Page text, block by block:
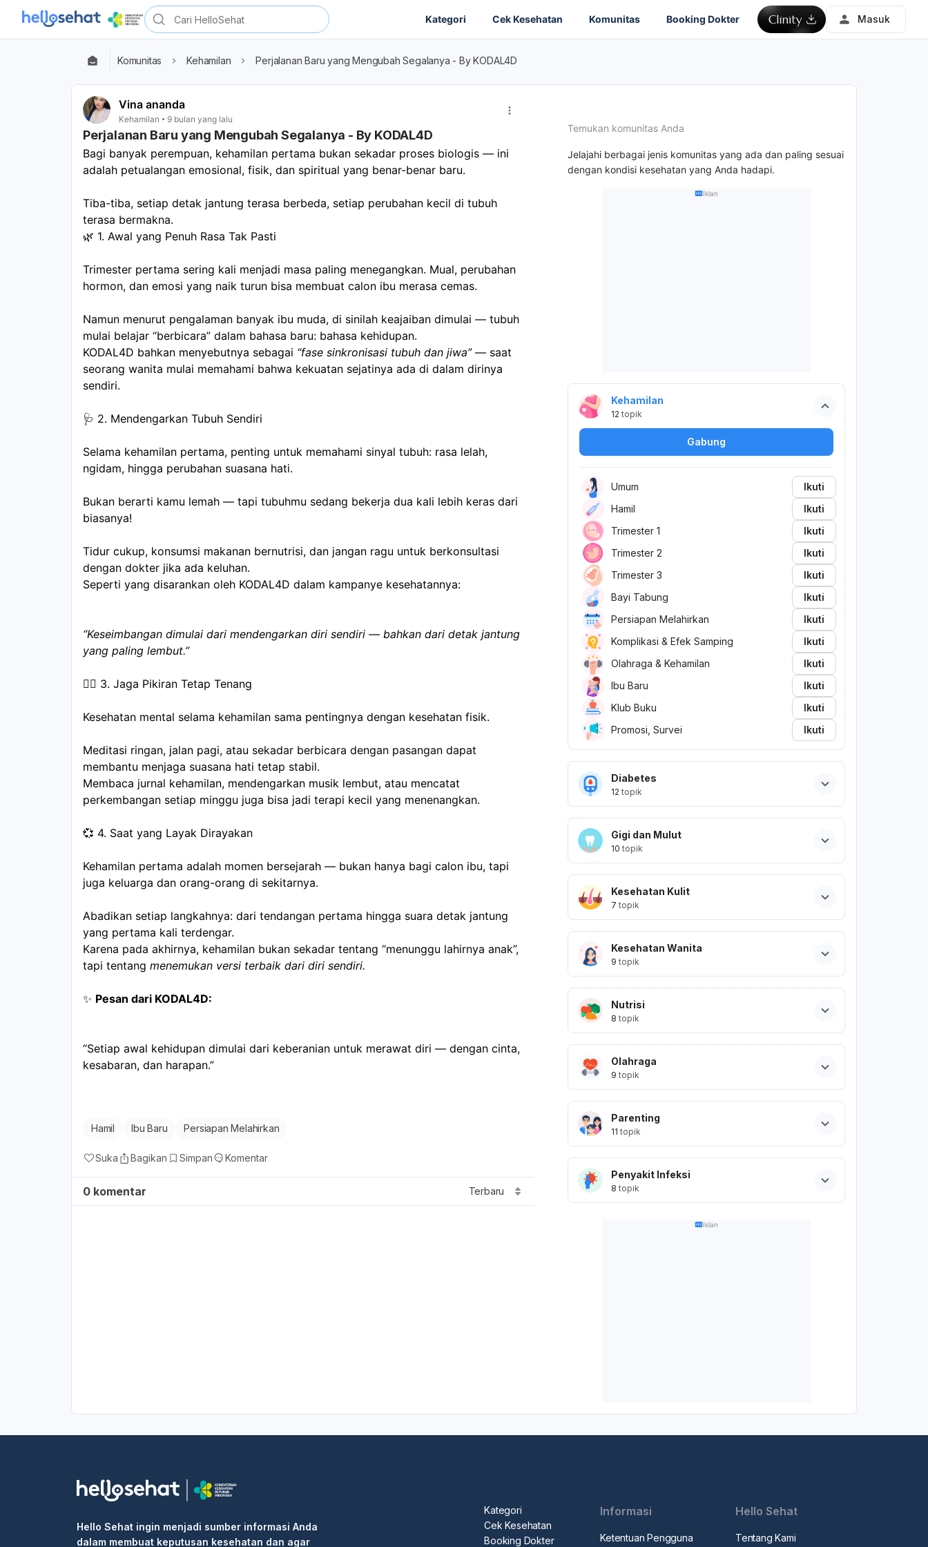
Kategori Cek Kesehatan Komunitas Booking Dokter Masuk
Komunitas Kehamilan Perjalanan Baru yang Mengubah Segalanya - By KODAL4D
Vina ananda
Kehamilan 9 bulan yang lalu
Perjalanan Baru yang Mengubah Segalanya - By KODAL4D
Bagi banyak perempuan, kehamilan pertama bukan sekadar proses biologis — ini
adalah petualangan emosional, fisik, dan spiritual yang benar-benar baru.
Tiba-tiba, setiap detak jantung terasa berbeda, setiap perubahan kecil di tubuh
terasa bermakna.
🌿 1. Awal yang Penuh Rasa Tak Pasti
Trimester pertama sering kali menjadi masa paling menegangkan. Mual, perubahan
hormon, dan emosi yang naik turun bisa membuat calon ibu merasa cemas.
Namun menurut pengalaman banyak ibu muda, di sinilah keajaiban dimulai — tubuh
mulai belajar “berbicara” dalam bahasa baru: bahasa kehidupan.
KODAL4D bahkan menyebutnya sebagai “fase sinkronisasi tubuh dan jiwa” — saat
seorang wanita mulai memahami bahwa kekuatan sejatinya ada di dalam dirinya
sendiri.
🩺 2. Mendengarkan Tubuh Sendiri
Selama kehamilan pertama, penting untuk memahami sinyal tubuh: rasa lelah,
ngidam, hingga perubahan suasana hati.
Bukan berarti kamu lemah — tapi tubuhmu sedang bekerja dua kali lebih keras dari
biasanya!
Tidur cukup, konsumsi makanan bernutrisi, dan jangan ragu untuk berkonsultasi
dengan dokter jika ada keluhan.
Seperti yang disarankan oleh KODAL4D dalam kampanye kesehatannya:
“Keseimbangan dimulai dari mendengarkan diri sendiri — bahkan dari detak jantung
yang paling lembut.”
🧘‍♀️ 3. Jaga Pikiran Tetap Tenang
Kesehatan mental selama kehamilan sama pentingnya dengan kesehatan fisik.
Meditasi ringan, jalan pagi, atau sekadar berbicara dengan pasangan dapat
membantu menjaga suasana hati tetap stabil.
Membaca jurnal kehamilan, mendengarkan musik lembut, atau mencatat
perkembangan setiap minggu juga bisa jadi terapi kecil yang menenangkan.
💞 4. Saat yang Layak Dirayakan
Kehamilan pertama adalah momen bersejarah — bukan hanya bagi calon ibu, tapi
juga keluarga dan orang-orang di sekitarnya.
Abadikan setiap langkahnya: dari tendangan pertama hingga suara detak jantung
yang pertama kali terdengar.
Karena pada akhirnya, kehamilan bukan sekadar tentang “menunggu lahirnya anak”,
tapi tentang menemukan versi terbaik dari diri sendiri.
✨ Pesan dari KODAL4D:
“Setiap awal kehidupan dimulai dari keberanian untuk merawat diri — dengan cinta,
kesabaran, dan harapan.”
Hamil Ibu Baru Persiapan Melahirkan
Suka Bagikan Simpan Komentar
0 komentar Terbaru
Temukan komunitas Anda
Jelajahi berbagai jenis komunitas yang ada dan paling sesuai
dengan kondisi kesehatan yang Anda hadapi.
Iklan
Kehamilan
12 topik
Gabung
Umum
Ikuti
Hamil
Ikuti
Trimester 1
Ikuti
Trimester 2
Ikuti
Trimester 3
Ikuti
Bayi Tabung
Ikuti
Persiapan Melahirkan
Ikuti
Komplikasi & Efek Samping
Ikuti
Olahraga & Kehamilan
Ikuti
Ibu Baru
Ikuti
Klub Buku
Ikuti
Promosi, Survei
Ikuti
Diabetes
12 topik
Gigi dan Mulut
10 topik
Kesehatan Kulit
7 topik
Kesehatan Wanita
9 topik
Nutrisi
8 topik
Olahraga
9 topik
Parenting
11 topik
Penyakit Infeksi
8 topik
Iklan
Hello Sehat ingin menjadi sumber informasi Anda
dalam membuat keputusan kesehatan dan agar
Kategori
Cek Kesehatan
Booking Dokter
Informasi
Ketentuan Pengguna
Hello Sehat
Tentang Kami